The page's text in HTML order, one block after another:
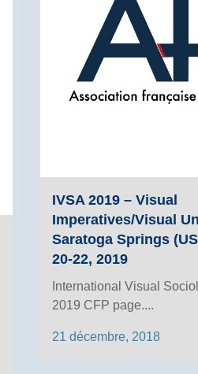
IVSA 2019 – Visual
Imperatives/Visual
Saratoga Springs
20-22, 2019
International Visual
2019 CFP page....
21 décembre, 2018